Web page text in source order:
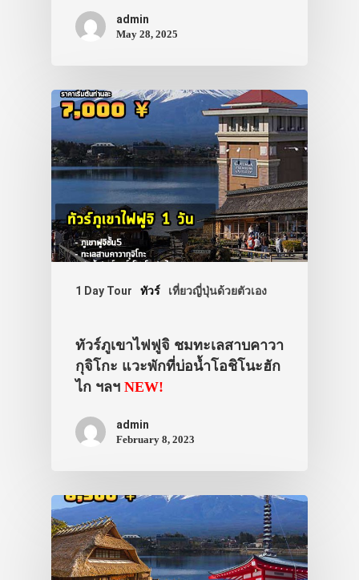
admin
May 28, 2025
1 Day Tour ทัวร์ เที่ยวญี่ปุ่นด้วยตัวเอง
ทัวร์ภูเขาไฟฟูจิ ชมทะเลสาบคาวา
กุจิโกะ แวะพักที่บ่อน้ำโอชิโนะฮัก
ไก ฯลฯ NEW!
admin
February 8, 2023